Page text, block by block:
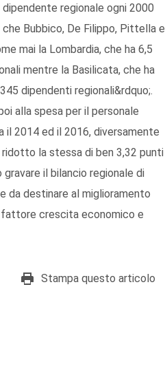
regionale ogni 2000
Bubbico, De Filippo, Pittella e
mai la Lombardia, che ha 6,5
mentre la Basilicata, che ha
dipendenti regionali&rdquo;.
alla spesa per il personale
il 2014 ed il 2016, diversamente
la stessa di ben 3,32 punti
il bilancio regionale di
da destinare al miglioramento
fattore crescita economico e
Stampa questo articolo